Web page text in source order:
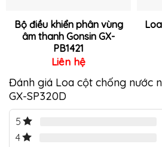
Bộ điều khiển phân vùng
âm thanh Gonsin GX-
PB1421
Liên hệ
Đánh giá Loa cột chống nước
GX-SP320D
5
4